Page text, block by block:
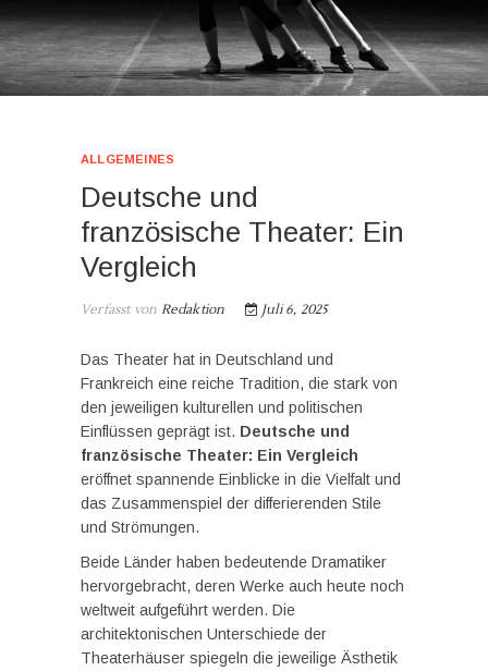
ALLGEMEINES
Deutsche und
französische Theater: Ein
Vergleich
Verfasst von Redaktion Juli 6, 2025
Das Theater hat in Deutschland und
Frankreich eine reiche Tradition, die stark von
den jeweiligen kulturellen und politischen
Einflüssen geprägt ist. Deutsche und
französische Theater: Ein Vergleich
eröffnet spannende Einblicke in die Vielfalt und
das Zusammenspiel der differierenden Stile
und Strömungen.
Beide Länder haben bedeutende Dramatiker
hervorgebracht, deren Werke auch heute noch
weltweit aufgeführt werden. Die
architektonischen Unterschiede der
Theaterhäuser spiegeln die jeweilige Ästhetik